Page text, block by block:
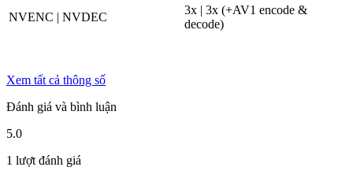
NVENC | NVDEC
3x | 3x (+AV1 encode &
decode)
Xem tất cả thông số
Đánh giá và bình luận
5.0
1 lượt đánh giá